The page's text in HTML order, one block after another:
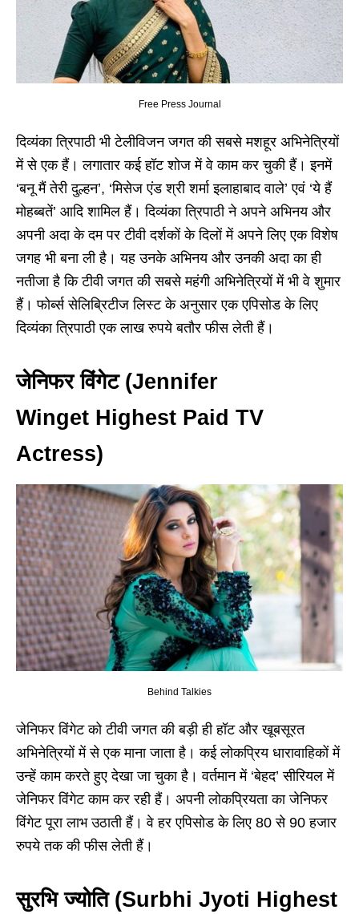
Free Press Journal
दिव्यंका त्रिपाठी भी टेलीविजन जगत की सबसे मशहूर अभिनेत्रियों
में से एक हैं। लगातार कई हॉट शोज में वे काम कर चुकी हैं। इनमें
‘बनू मैं तेरी दुल्हन’, ‘मिसेज एंड श्री शर्मा इलाहाबाद वाले’ एवं ‘ये हैं
मोहब्बतें’ आदि शामिल हैं। दिव्यंका त्रिपाठी ने अपने अभिनय और
अपनी अदा के दम पर टीवी दर्शकों के दिलों में अपने लिए एक विशेष
जगह भी बना ली है। यह उनके अभिनय और उनकी अदा का ही
नतीजा है कि टीवी जगत की सबसे महंगी अभिनेत्रियों में भी वे शुमार
हैं। फोर्ब्स सेलिब्रिटीज लिस्ट के अनुसार एक एपिसोड के लिए
दिव्यंका त्रिपाठी एक लाख रुपये बतौर फीस लेती हैं।
जेनिफर विंगेट (Jennifer
Winget Highest Paid TV
Actress)
Behind Talkies
जेनिफर विंगेट को टीवी जगत की बड़ी ही हॉट और खूबसूरत
अभिनेत्रियों में से एक माना जाता है। कई लोकप्रिय धारावाहिकों में
उन्हें काम करते हुए देखा जा चुका है। वर्तमान में ‘बेहद’ सीरियल में
जेनिफर विंगेट काम कर रही हैं। अपनी लोकप्रियता का जेनिफर
विंगेट पूरा लाभ उठाती हैं। वे हर एपिसोड के लिए 80 से 90 हजार
रुपये तक की फीस लेती हैं।
सुरभि ज्योति (Surbhi Jyoti Highest